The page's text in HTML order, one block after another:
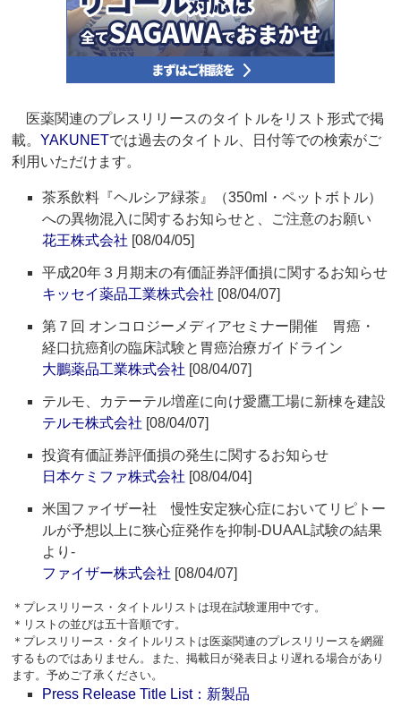
医薬関連のプレスリリースのタイトルをリスト形式で掲
載。YAKUNETでは過去のタイトル、日付等での検索がご
利用いただけます。
茶系飲料『ヘルシア緑茶』（350ml・ペットボトル）
への異物混入に関するお知らせと、ご注意のお願い
花王株式会社 [08/04/05]
平成20年３月期末の有価証券評価損に関するお知らせ
キッセイ薬品工業株式会社 [08/04/07]
第７回 オンコロジーメディアセミナー開催 胃癌・
経口抗癌剤の臨床試験と胃癌治療ガイドライン
大鵬薬品工業株式会社 [08/04/07]
テルモ、カテーテル増産に向け愛鷹工場に新棟を建設
テルモ株式会社 [08/04/07]
投資有価証券評価損の発生に関するお知らせ
日本ケミファ株式会社 [08/04/04]
米国ファイザー社 慢性安定狭心症においてリピトー
ルが予想以上に狭心症発作を抑制-DUAAL試験の結果
より-
ファイザー株式会社 [08/04/07]
＊プレスリリース・タイトルリストは現在試験運用中です。
＊リストの並びは五十音順です。
＊プレスリリース・タイトルリストは医薬関連のプレスリリースを網羅
するものではありません。また、掲載日が発表日より遅れる場合があり
ます。予めご了承ください。
Press Release Title List：新製品